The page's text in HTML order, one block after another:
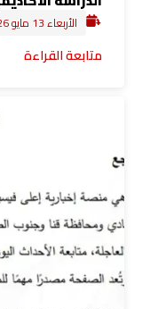
الأربعاء 13 مايو 2026 2:34 م
متابعة القراءة